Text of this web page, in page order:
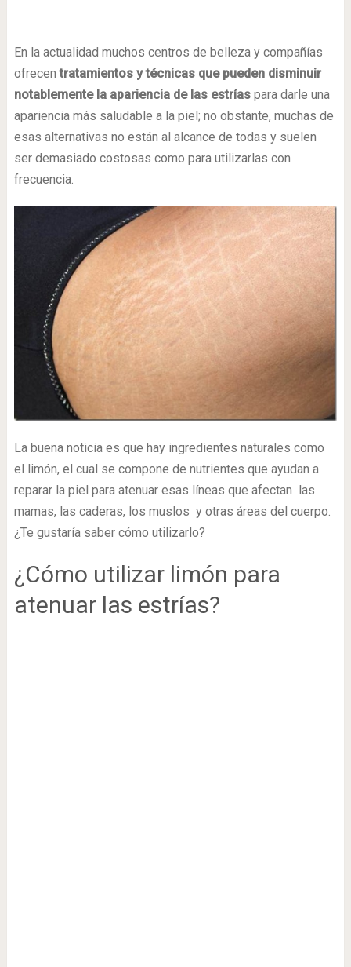
En la actualidad muchos centros de belleza y compañías
ofrecen tratamientos y técnicas que pueden disminuir
notablemente la apariencia de las estríaspara darle una
apariencia más saludable a la piel; no obstante, muchas de
esas alternativas no están al alcance de todas y suelen
ser demasiado costosas como para utilizarlas con
frecuencia.
La buena noticia es que hay ingredientes naturales como
el limón, el cual se compone de nutrientes que ayudan a
reparar la piel para atenuar esas líneas que afectan las
mamas, las caderas, los muslos y otras áreas del cuerpo.
¿Te gustaría saber cómo utilizarlo?
¿Cómo utilizar limón para
atenuar las estrías?